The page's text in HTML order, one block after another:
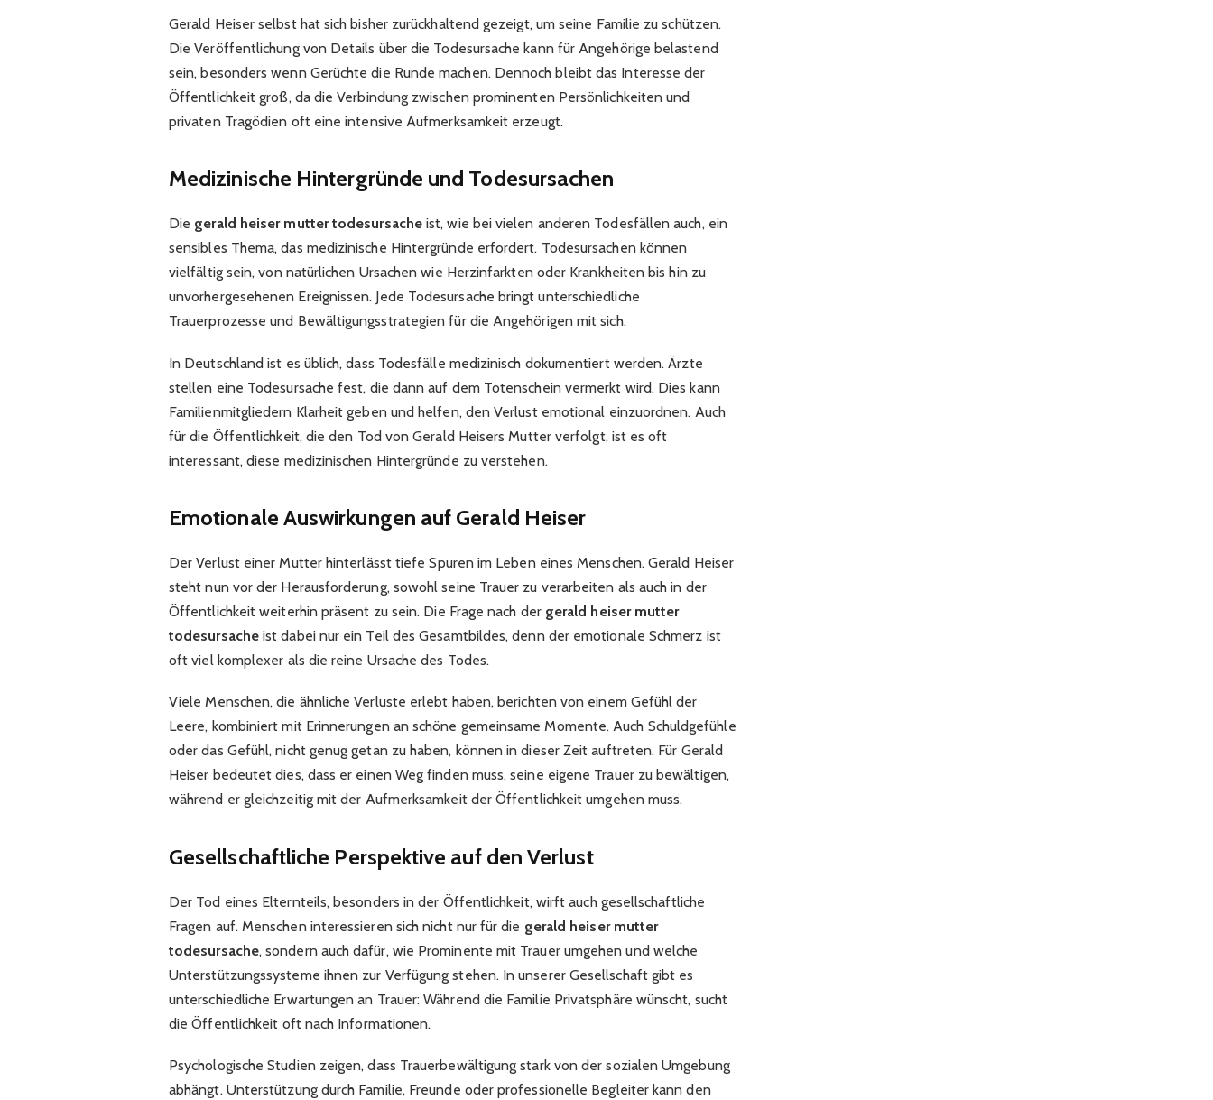
Gerald Heiser selbst hat sich bisher zurückhaltend gezeigt, um seine Familie zu schützen.
Die Veröffentlichung von Details über die Todesursache kann für Angehörige belastend
sein, besonders wenn Gerüchte die Runde machen. Dennoch bleibt das Interesse der
Öffentlichkeit groß, da die Verbindung zwischen prominenten Persönlichkeiten und
privaten Tragödien oft eine intensive Aufmerksamkeit erzeugt.
Medizinische Hintergründe und Todesursachen
Die gerald heiser mutter todesursacheist, wie bei vielen anderen Todesfällen auch, ein
sensibles Thema, das medizinische Hintergründe erfordert. Todesursachen können
vielfältig sein, von natürlichen Ursachen wie Herzinfarkten oder Krankheiten bis hin zu
unvorhergesehenen Ereignissen. Jede Todesursache bringt unterschiedliche
Trauerprozesse und Bewältigungsstrategien für die Angehörigen mit sich.
In Deutschland ist es üblich, dass Todesfälle medizinisch dokumentiert werden. Ärzte
stellen eine Todesursache fest, die dann auf dem Totenschein vermerkt wird. Dies kann
Familienmitgliedern Klarheit geben und helfen, den Verlust emotional einzuordnen. Auch
für die Öffentlichkeit, die den Tod von Gerald Heisers Mutter verfolgt, ist es oft
interessant, diese medizinischen Hintergründe zu verstehen.
Emotionale Auswirkungen auf Gerald Heiser
Der Verlust einer Mutter hinterlässt tiefe Spuren im Leben eines Menschen. Gerald Heiser
steht nun vor der Herausforderung, sowohl seine Trauer zu verarbeiten als auch in der
Öffentlichkeit weiterhin präsent zu sein. Die Frage nach der gerald heiser mutter
todesursacheist dabei nur ein Teil des Gesamtbildes, denn der emotionale Schmerz ist
oft viel komplexer als die reine Ursache des Todes.
Viele Menschen, die ähnliche Verluste erlebt haben, berichten von einem Gefühl der
Leere, kombiniert mit Erinnerungen an schöne gemeinsame Momente. Auch Schuldgefühle
oder das Gefühl, nicht genug getan zu haben, können in dieser Zeit auftreten. Für Gerald
Heiser bedeutet dies, dass er einen Weg finden muss, seine eigene Trauer zu bewältigen,
während er gleichzeitig mit der Aufmerksamkeit der Öffentlichkeit umgehen muss.
Gesellschaftliche Perspektive auf den Verlust
Der Tod eines Elternteils, besonders in der Öffentlichkeit, wirft auch gesellschaftliche
Fragen auf. Menschen interessieren sich nicht nur für die gerald heiser mutter
todesursache, sondern auch dafür, wie Prominente mit Trauer umgehen und welche
Unterstützungssysteme ihnen zur Verfügung stehen. In unserer Gesellschaft gibt es
unterschiedliche Erwartungen an Trauer: Während die Familie Privatsphäre wünscht, sucht
die Öffentlichkeit oft nach Informationen.
Psychologische Studien zeigen, dass Trauerbewältigung stark von der sozialen Umgebung
abhängt. Unterstützung durch Familie, Freunde oder professionelle Begleiter kann den